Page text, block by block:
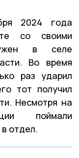
2024 года
со своими
в селе
Во время
раз ударил
тот получил
Несмотря на
поймали
отдел.